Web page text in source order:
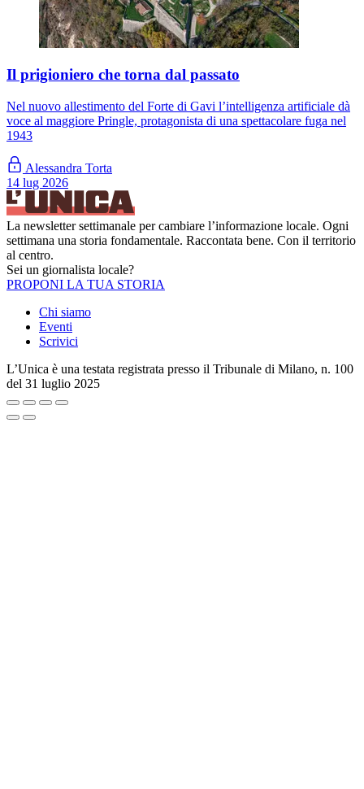
Il prigioniero che torna dal passato
Nel nuovo allestimento del Forte di Gavi l’intelligenza artificiale dà
voce al maggiore Pringle, protagonista di una spettacolare fuga nel
1943
Alessandra Torta
14 lug 2026
La newsletter settimanale per cambiare l’informazione locale. Ogni
settimana una storia fondamentale. Raccontata bene. Con il territorio
al centro.
Sei un giornalista locale?
PROPONI LA TUA STORIA
Chi siamo
Eventi
Scrivici
L’Unica è una testata registrata presso il Tribunale di Milano, n. 100
del 31 luglio 2025